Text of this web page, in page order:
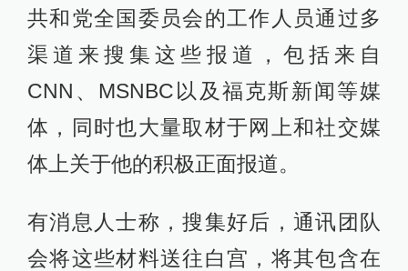
共和党全国委员会的工作人员通过多
渠道来搜集这些报道，包括来自
CNN、MSNBC以及福克斯新闻等媒
体，同时也大量取材于网上和社交媒
体上关于他的积极正面报道。
有消息人士称，搜集好后，通讯团队
会将这些材料送往白宫，将其包含在